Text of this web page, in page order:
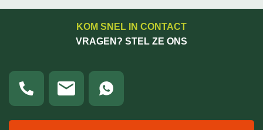
KOM SNEL IN CONTACT
VRAGEN? STEL ZE ONS